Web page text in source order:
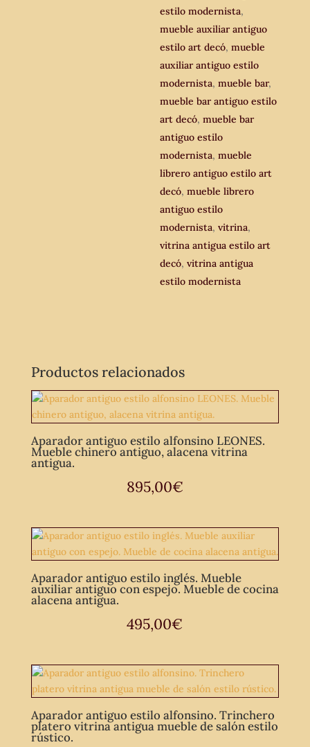
estilo modernista,
mueble auxiliar antiguo
estilo art decó,mueble
auxiliar antiguo estilo
modernista,mueble bar,
mueble bar antiguo estilo
art decó,mueble bar
antiguo estilo
modernista,mueble
librero antiguo estilo art
decó,mueble librero
antiguo estilo
modernista,vitrina,
vitrina antigua estilo art
decó,vitrina antigua
estilo modernista
Productos relacionados
Aparador antiguo estilo alfonsino LEONES.
Mueble chinero antiguo, alacena vitrina
antigua.
895,00€
Aparador antiguo estilo inglés. Mueble
auxiliar antiguo con espejo. Mueble de cocina
alacena antigua.
495,00€
Aparador antiguo estilo alfonsino. Trinchero
platero vitrina antigua mueble de salón estilo
rústico.